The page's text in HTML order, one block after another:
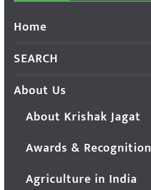
Home
SEARCH
About Us
About Krishak Jagat
Awards & Recognition
Agriculture in India